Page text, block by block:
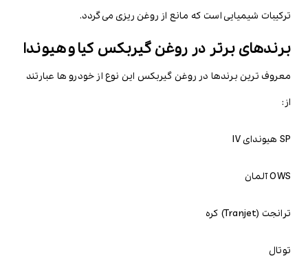
ترکیبات شیمیایی است که مانع از روغن ریزی می‌گردد.
برندهای برتر در روغن گیربکس کیا و هیوندا
معروف ترین برندها در روغن گیربکس این نوع از خودرو ها عبارتند
از:
SP هیوندای IV
OWS آلمان
ترانجت (Tranjet) کره
توتال